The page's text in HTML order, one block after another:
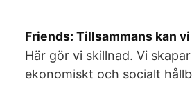
Friends: Tillsammans kan
Här gör vi skillnad. Vi
ekonomiskt och socialt